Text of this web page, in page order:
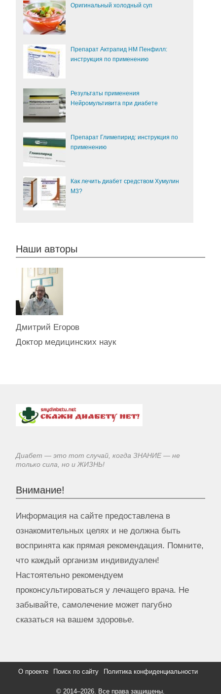
Оригинальный холодный суп
Препарат Актрапид НМ Пенфилл:
инструкция по применению
Результаты применения
Нейромультивита при диабете
Препарат Глимепирид: инструкция по
применению
Как лечить диабет средством Хумулин
М3?
Наши авторы
Дмитрий Егоров
Доктор медицинских наук
Диабет — это тот случай, когда ЗНАНИЕ — не
только сила, но и ЖИЗНЬ!
Внимание!
Информация на сайте предоставлена в
ознакомительных целях и не должна быть
воспринята как прямая рекомендация. Помните,
что каждый организм индивидуален!
Настоятельно рекомендуем
проконсультироваться у лечащего врача. Не
забывайте, самолечение может пагубно
сказаться на вашем здоровье.
О проекте Поиск по сайту Политика конфиденциальности
© 2014–2026. Все права защищены.